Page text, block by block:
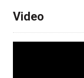
Video